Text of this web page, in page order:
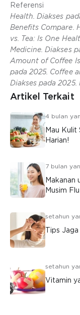
Referensi
Health. Diakses
Benefits Compare.
vs. Tea: Is One
Medicine. Diakses
Amount of Coffee
pada 2025. Coffee
Diakses pada
Artikel Terkait
4 bulan
Mau
Harian!
7 bulan
Makanan
Musim Flu
setahun
Tips
setahun
Vitamin